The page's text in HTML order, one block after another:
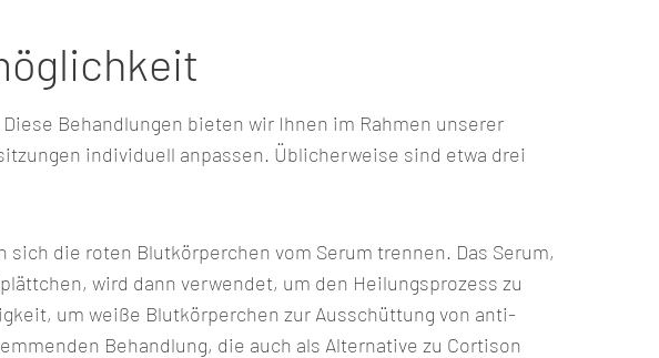
Behandlungen bieten wir Ihnen im Rahmen unserer
individuell anpassen. Üblicherweise sind etwa drei
die roten Blutkörperchen vom Serum trennen. Das Serum,
wird dann verwendet, um den Heilungsprozess zu
um weiße Blutkörperchen zur Ausschüttung von anti-
Behandlung, die auch als Alternative zu Cortison